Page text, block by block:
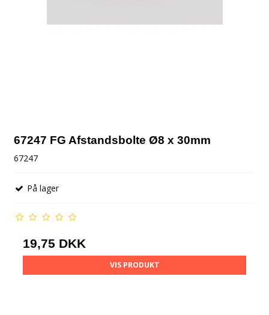
67247 FG Afstandsbolte Ø8 x 30mm
67247
På lager
19,75 DKK
VIS PRODUKT